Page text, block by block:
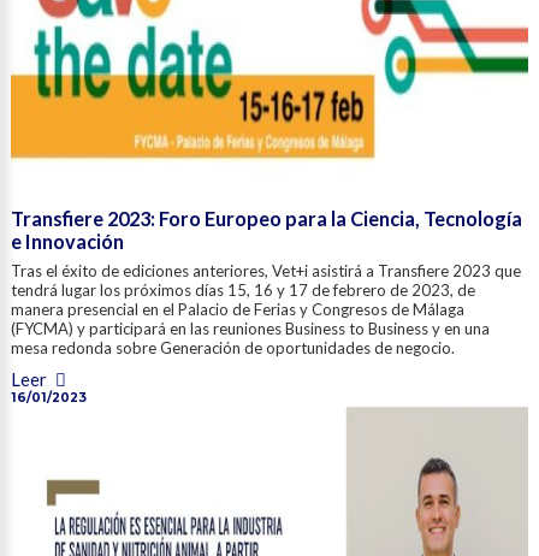
Transfiere 2023: Foro Europeo para la Ciencia, Tecnología
e Innovación
Tras el éxito de ediciones anteriores, Vet+i asistirá a Transfiere 2023 que
tendrá lugar los próximos días 15, 16 y 17 de febrero de 2023, de
manera presencial en el Palacio de Ferias y Congresos de Málaga
(FYCMA) y participará en las reuniones Business to Business y en una
mesa redonda sobre Generación de oportunidades de negocio.
Leer
16/01/2023